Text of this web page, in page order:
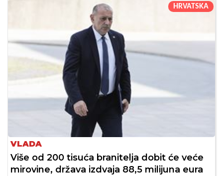
HRVATSKA
VLADA
Više od 200 tisuća branitelja dobit će veće
mirovine, država izdvaja 88,5 milijuna eura